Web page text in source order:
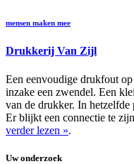
mensen maken mee
Drukkerij Van Zijl
Een eenvoudige drukfout
inzake een zwendel. Een
van de drukker. In
Er blijkt een connectie te
verder lezen ».
Uw onderzoek